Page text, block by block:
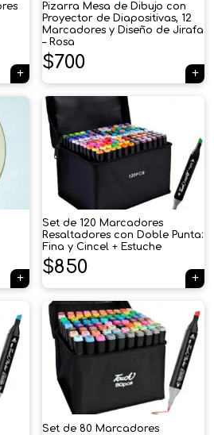
Pizarra Mesa de Dibujo con
Proyector de Diapositivas, 12
Marcadores y Diseño de Jirafa
– Rosa
$700
Set de 120 Marcadores
Resaltadores con Doble Punta:
Fina y Cincel + Estuche
$850
Set de 80 Marcadores
está vacío.